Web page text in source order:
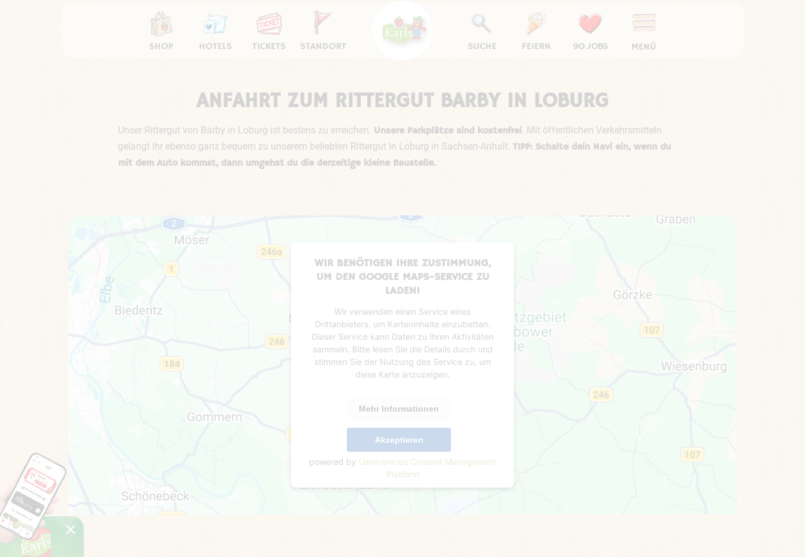
SHOP HOTELS TICKETS STANDORT SUCHE FEIERN 90 JOBS MENÜ
ANFAHRT ZUM RITTERGUT BARBY IN LOBURG
Unser Rittergut von Barby in Loburg ist bestens zu erreichen. Unsere Parkplätze sind kostenfrei. Mit öffentlichen Verkehrsmitteln
gelangt ihr ebenso ganz bequem zu unserem beliebten Rittergut in Loburg in Sachsen-Anhalt. TIPP: Schalte dein Navi ein, wenn du
mit dem Auto kommst, dann umgehst du die derzeitige kleine Baustelle.
WIR BENÖTIGEN IHRE ZUSTIMMUNG,
UM DEN GOOGLE MAPS-SERVICE ZU
LADEN!
Wir verwenden einen Service eines
Drittanbieters, um Karteninhalte einzubetten.
Dieser Service kann Daten zu Ihren Aktivitäten
sammeln. Bitte lesen Sie die Details durch und
stimmen Sie der Nutzung des Service zu, um
diese Karte anzuzeigen.
Mehr Informationen
Akzeptieren
powered by Usercentrics Consent Management
Platform